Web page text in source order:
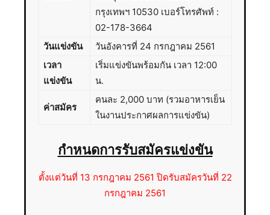
กรุงเทพฯ 10530 เบอร์โทรศัพท์ :
02-178-3664
วันแข่งขัน
วันอังคารที่ 24 กรกฎาคม 2561
เวลา
แข่งขัน
เริ่มแข่งขันพร้อมกัน เวลา 12:00
น.
ค่าสมัคร
คนละ 2,000 บาท (รวมอาหารเย็น
ในงานประกาศผลการแข่งขัน)
กำหนดการรับสมัครแข่งขัน
ตั้งแต่วันที่ 13 กรกฎาคม 2561 ปิดรับสมัครวันที่ 22
กรกฎาคม 2561